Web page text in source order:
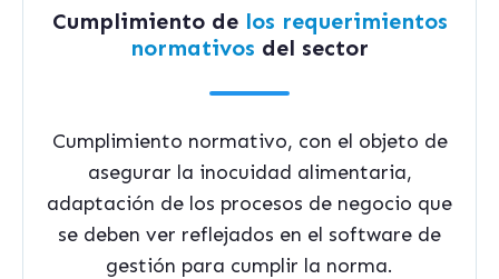
Cumplimiento de los requerimientos
normativos del sector
Cumplimiento normativo, con el objeto de
asegurar la inocuidad alimentaria,
adaptación de los procesos de negocio que
se deben ver reflejados en el software de
gestión para cumplir la norma.